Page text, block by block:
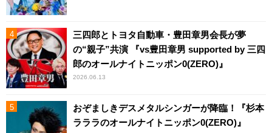
三四郎とトヨタ自動車・豊田章男会長が夢
の“親子”共演 『vs豊田章男 supported by 三四
郎のオールナイトニッポン0(ZERO)』
2026.06.13
おぞましきデスメタルシンガーが降臨！『杉本
ラララのオールナイトニッポン0(ZERO)』